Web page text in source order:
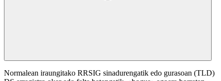
Normalean iraungitako RRSIG sinadurengatik edo gurasoan (TLD)